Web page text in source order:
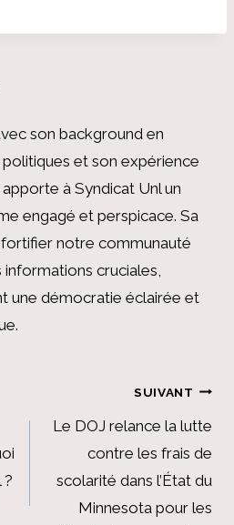
son background en
et son expérience
à Syndicat Unl un
engagé et perspicace. Sa
fortifier notre communauté
informations cruciales,
une démocratie éclairée et
?
SUIVANT
Le DOJ relance la lutte
contre les frais de
scolarité dans l’État du
Minnesota pour les